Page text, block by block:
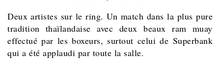
Deux artistes sur le ring. Un match dans la plus pure
tradition thaïlandaise avec deux beaux ram muay
effectué par les boxeurs, surtout celui de Superbank
qui a été applaudi par toute la salle.